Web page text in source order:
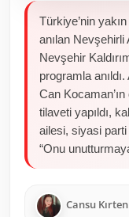
Türkiye’nin
anılan Nevşehirli
Nevşehir
programla
Can Kocaman’ın
tilaveti yapıldı,
ailesi, siyasi
“Onu
Cansu Kırten